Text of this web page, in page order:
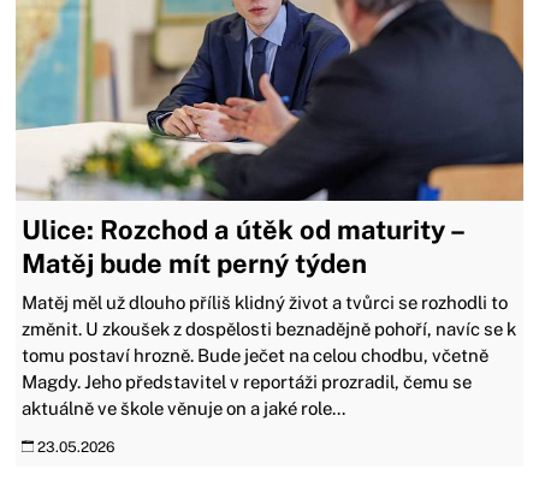
Ulice: Rozchod a útěk od maturity –
Matěj bude mít perný týden
Matěj měl už dlouho příliš klidný život a tvůrci se rozhodli to
změnit. U zkoušek z dospělosti beznadějně pohoří, navíc se k
tomu postaví hrozně. Bude ječet na celou chodbu, včetně
Magdy. Jeho představitel v reportáži prozradil, čemu se
aktuálně ve škole věnuje on a jaké role...
23.05.2026